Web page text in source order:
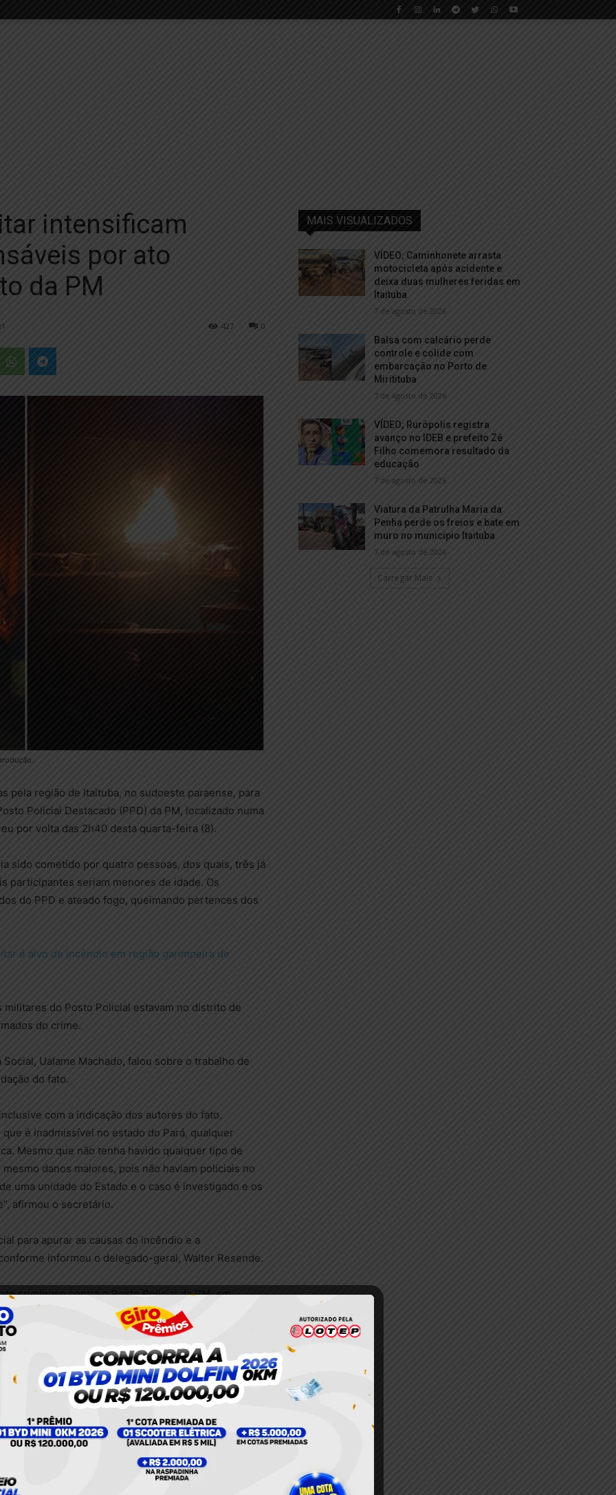
intensificam
por ato
da PM
0
427
pela região de Itaituba, no sudoeste paraense, para
Policial Destacado (PPD) da PM, localizado numa
por volta das 2h40 desta quarta-feira (8).
sido cometido por quatro pessoas, dos quais, três já
participantes seriam menores de idade. Os
do PPD e ateado fogo, queimando pertences dos
é alvo de incêndio em região garimpeira de
do Posto Policial estavam no distrito de
do crime.
Ualame Machado, falou sobre o trabalho de
do fato.
com a indicação dos autores do fato.
é inadmissível no estado do Pará, qualquer
Mesmo que não tenha havido qualquer tipo de
danos maiores, pois não haviam policiais no
uma unidade do Estado e o caso é investigado e os
afirmou o secretário.
para apurar as causas do incêndio e a
informou o delegado-geral, Walter Resende.
criminoso contra o Posto Policial da PM, em
realizam diligências pela região, para identificar e
deste fato grave”, afirmou o delegado-geral
X, fala em entrevista para o repórter André Farias,
MAIS VISUALIZADOS
VÍDEO; Caminhonete arrasta
motocicleta após acidente e
deixa duas mulheres feridas em
Itaituba
7 de agosto de 2026
Balsa com calcário perde
controle e colide com
embarcação no Porto de
Miritituba
7 de agosto de 2026
VÍDEO; Rurópolis registra
avanço no IDEB e prefeito Zé
Filho comemora resultado da
educação
7 de agosto de 2026
Viatura da Patrulha Maria da
Penha perde os freios e bate em
muro no município Itaituba
7 de agosto de 2026
Carregar Mais